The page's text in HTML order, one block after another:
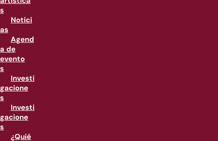
s
Notici
as
Agend
a de
evento
s
Investi
gacione
s
Investi
gacione
s
¿Quié